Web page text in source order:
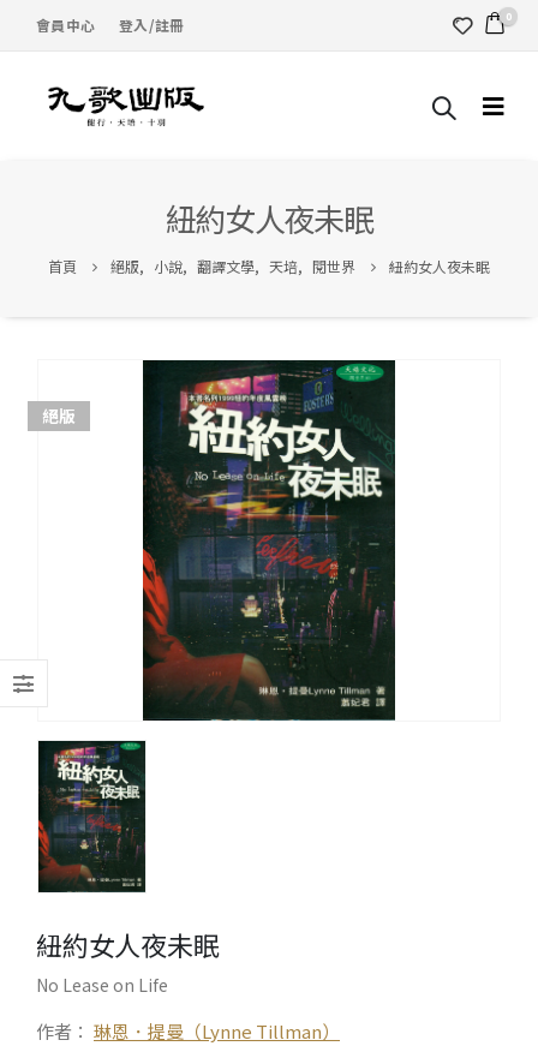
會員中心 登入/註冊 0
紐約女人夜未眠
首頁 絕版, 小說, 翻譯文學, 天培, 閱世界 紐約女人夜未眠
絕版
紐約女人夜未眠
No Lease on Life
作者： 琳恩．提曼（Lynne Tillman）